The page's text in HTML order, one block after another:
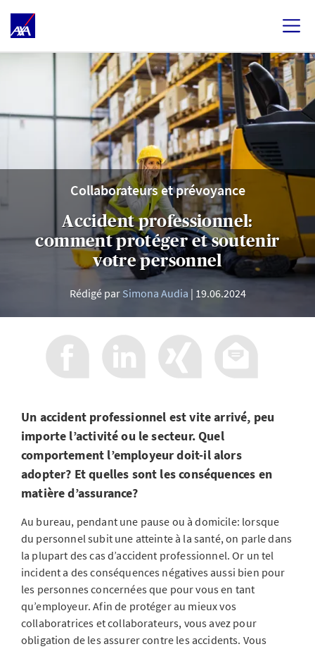
Collaborateurs et prévoyance
Accident professionnel:
comment protéger et soutenir
votre personnel
Rédigé par Simona Audia 19.06.2024
Un accident professionnel est vite arrivé, peu
importe l’activité ou le secteur. Quel
comportement l’employeur doit-il alors
adopter? Et quelles sont les conséquences en
matière d’assurance?
Au bureau, pendant une pause ou à domicile: lorsque
du personnel subit une atteinte à la santé, on parle dans
la plupart des cas d’accident professionnel. Or un tel
incident a des conséquences négatives aussi bien pour
les personnes concernées que pour vous en tant
qu’employeur. Afin de protéger au mieux vos
collaboratrices et collaborateurs, vous avez pour
obligation de les assurer contre les accidents. Vous